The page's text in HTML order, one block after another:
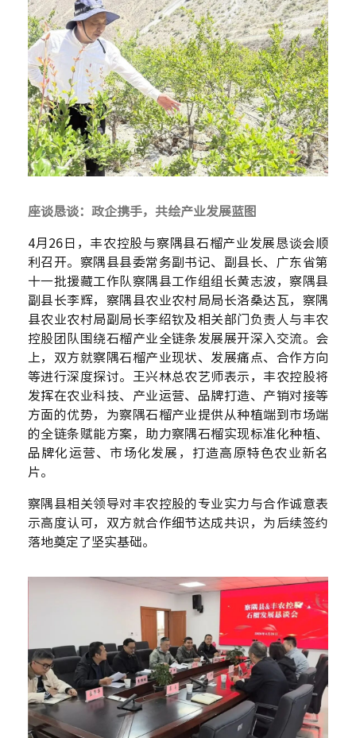
座谈恳谈：政企携手，共绘产业发展蓝图
4月 26 日，丰农控股与察隅县石榴产业发展恳谈会顺
利召开。察隅县县委常务副书记、副县长、广东省第
十一批援藏工作队察隅县工作组组长黄志波，察隅县
副县长李辉，察隅县农业农村局局长洛桑达瓦，察隅
县农业农村局副局长李绍钦及相关部门负责人与丰农
控股团队围绕石榴产业全链条发展展开深入交流。会
上，双方就察隅石榴产业现状、发展痛点、合作方向
等进行深度探讨。王兴林总农艺师表示，丰农控股将
发挥在农业科技、产业运营、品牌打造、产销对接等
方面的优势，为察隅石榴产业提供从种植端到市场端
的全链条赋能方案，助力察隅石榴实现标准化种植、
品牌化运营、市场化发展，打造高原特色农业新名
片。
察隅县相关领导对丰农控股的专业实力与合作诚意表
示高度认可，双方就合作细节达成共识，为后续签约
落地奠定了坚实基础。